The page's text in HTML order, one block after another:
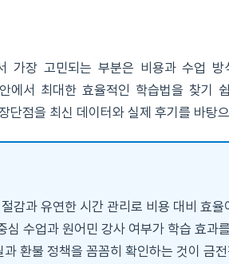
가장 고민되는 부분은 비용과 수업
에서 최대한 효율적인 학습법을 찾기
단점을 최신 데이터와 실제 후기를 바탕
감과 유연한 시간 관리로 비용 대비 효율
심 수업과 원어민 강사 여부가 학습 효과
환불 정책을 꼼꼼히 확인하는 것이 금